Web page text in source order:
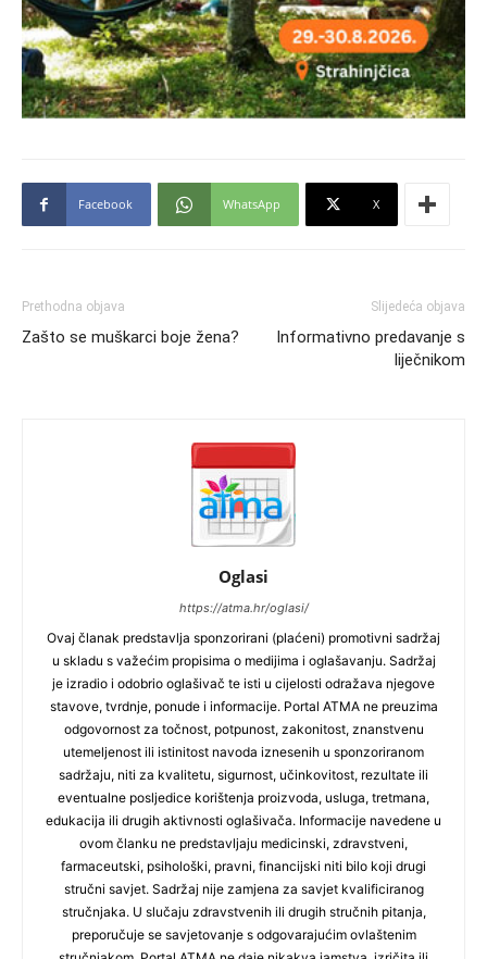
Facebook WhatsApp X
Prethodna objava
Zašto se muškarci boje žena?
Slijedeća objava
Informativno predavanje s
liječnikom
Oglasi
https://atma.hr/oglasi/
Ovaj članak predstavlja sponzorirani (plaćeni) promotivni sadržaj
u skladu s važećim propisima o medijima i oglašavanju. Sadržaj
je izradio i odobrio oglašivač te isti u cijelosti odražava njegove
stavove, tvrdnje, ponude i informacije. Portal ATMA ne preuzima
odgovornost za točnost, potpunost, zakonitost, znanstvenu
utemeljenost ili istinitost navoda iznesenih u sponzoriranom
sadržaju, niti za kvalitetu, sigurnost, učinkovitost, rezultate ili
eventualne posljedice korištenja proizvoda, usluga, tretmana,
edukacija ili drugih aktivnosti oglašivača. Informacije navedene u
ovom članku ne predstavljaju medicinski, zdravstveni,
farmaceutski, psihološki, pravni, financijski niti bilo koji drugi
stručni savjet. Sadržaj nije zamjena za savjet kvalificiranog
stručnjaka. U slučaju zdravstvenih ili drugih stručnih pitanja,
preporučuje se savjetovanje s odgovarajućim ovlaštenim